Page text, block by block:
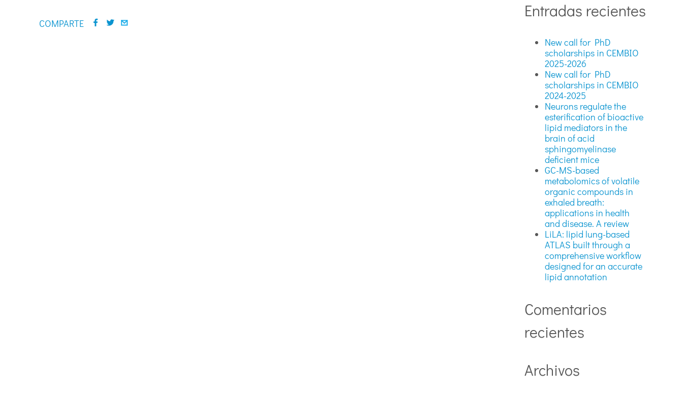
COMPARTE
Entradas recientes
New call for PhD
scholarships in CEMBIO
2025-2026
New call for PhD
scholarships in CEMBIO
2024-2025
Neurons regulate the
esterification of bioactive
lipid mediators in the
brain of acid
sphingomyelinase
deficient mice
GC-MS-based
metabolomics of volatile
organic compounds in
exhaled breath:
applications in health
and disease. A review
LiLA: lipid lung-based
ATLAS built through a
comprehensive workflow
designed for an accurate
lipid annotation
Comentarios
recientes
Archivos